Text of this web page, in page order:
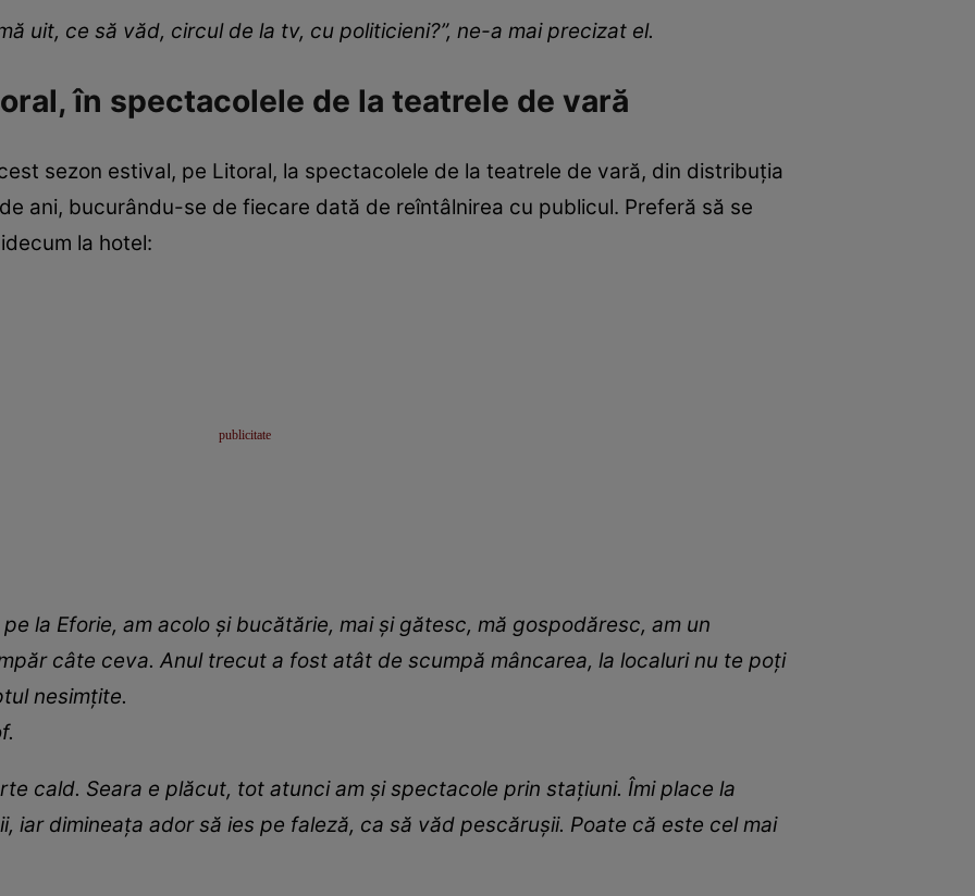
uit, ce să văd, circul de la tv, cu politicieni?”, ne-a mai precizat el.
în spectacolele de la teatrele de vară
sezon estival, pe Litoral, la spectacolele de la teatrele de vară, din distribuția
ani, bucurându-se de fiecare dată de reîntâlnirea cu publicul. Preferă să se
la hotel:
la Eforie, am acolo și bucătărie, mai și gătesc, mă gospodăresc, am un
câte ceva. Anul trecut a fost atât de scumpă mâncarea, la localuri nu te poți
nesimțite.
cald. Seara e plăcut, tot atunci am și spectacole prin stațiuni. Îmi place la
iar dimineața ador să ies pe faleză, ca să văd pescărușii. Poate că este cel mai